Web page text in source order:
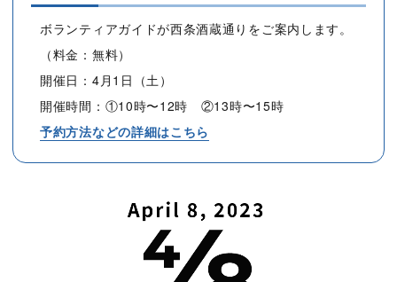
ボランティアガイドが西条酒蔵通りをご案内します。
（料金：無料）
開催日：4月1日（土）
開催時間：①10時〜12時 ②13時〜15時
予約方法などの詳細はこちら